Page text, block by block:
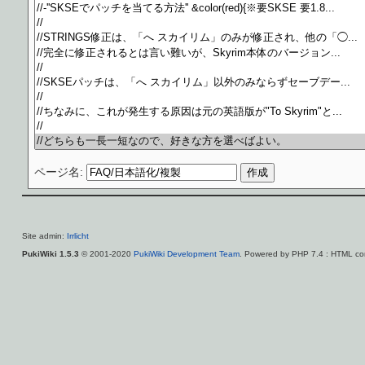
ページ名:
Site admin: Irrlicht
PukiWiki 1.5.3 © 2001-2020 PukiWiki Development Team. Powered by PHP 7.4 : HTML